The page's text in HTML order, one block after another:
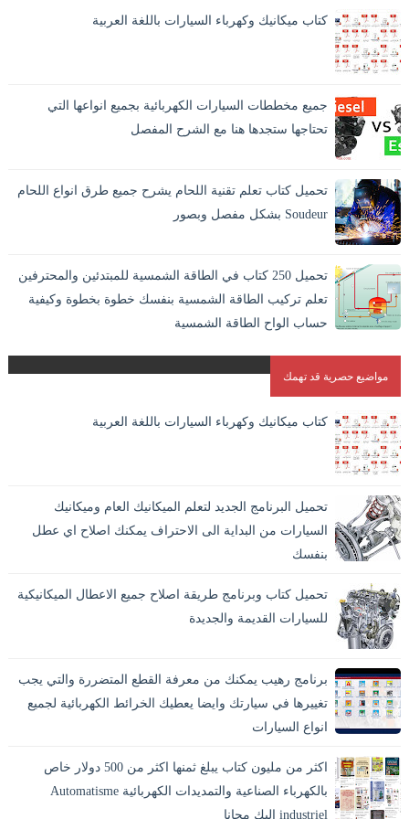
كتاب ميكانيك وكهرباء السيارات باللغة العربية
جميع مخططات السيارات الكهربائية بجميع انواعها التي
تحتاجها ستجدها هنا مع الشرح المفصل
تحميل كتاب تعلم تقنية اللحام يشرح جميع طرق انواع اللحام
Soudeur بشكل مفصل وبصور
المستقرة لاندم...تحميل 250 كتاب في الطاقة الشمسية للمبتدئين والمحترفين
تعلم تركيب الطاقة الشمسية بنفسك خطوة بخطوة وكيفية
حساب الواح الطاقة الشمسية
مواضيع حصرية قد تهمك
كتاب ميكانيك وكهرباء السيارات باللغة العربية
تحميل البرنامج الجديد لتعلم الميكانيك العام وميكانيك
السيارات من البداية الى الاحتراف يمكنك اصلاح اي عطل
بنفسك
تحميل كتاب وبرنامج طريقة اصلاح جميع الاعطال الميكانيكية
للسيارات القديمة والجديدة
برنامج رهيب يمكنك من معرفة القطع المتضررة والتي يجب
تغييرها في سيارتك وايضا يعطيك الخرائط الكهربائية لجميع
انواع السيارات
اكثر من مليون كتاب يبلغ ثمنها اكثر من 500 دولار خاص
بالكهرباء الصناعية والتمديدات الكهربائية Automatisme
industriel اليك مجانا